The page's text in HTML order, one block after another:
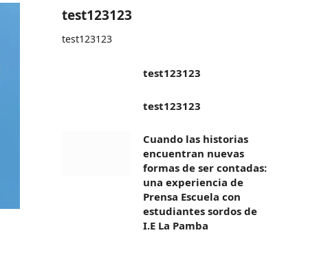
test123123
test123123
test123123
test123123
Cuando las historias
encuentran nuevas
formas de ser contadas:
una experiencia de
Prensa Escuela con
estudiantes sordos de
I.E La Pamba